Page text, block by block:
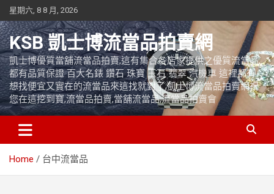
Skip
to
content
星期六, 8 8 月, 2026
KSB 凱士博流當品拍賣網
凱士博優質當舖流當品拍賣,這有集合各店家提供之優質流當品,
都有品質保證 百大名錶 鑽石 珠寶 玉石 翡翠 汽機車 這裡都有
想找便宜又實在的流當品來這找就對了,凱士博流當品拍賣網祝
您在這挖到寶,流當品拍賣,當舖流當品,流當品拍賣會
Home 台中流當品